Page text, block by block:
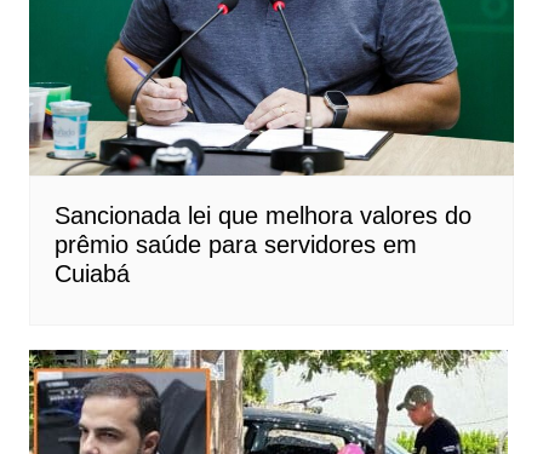
Sancionada lei que melhora valores do
prêmio saúde para servidores em
Cuiabá